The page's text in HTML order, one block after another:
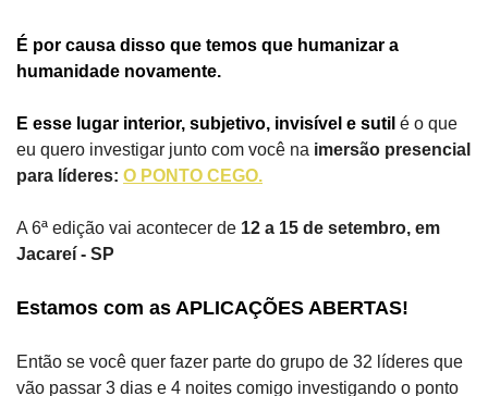
É por causa disso que temos que humanizar a
humanidade novamente.
E esse lugar interior, subjetivo, invisível e sutil é o que
eu quero investigar junto com você na imersão presencial
para líderes: O PONTO CEGO.
A 6ª edição vai acontecer de 12 a 15 de setembro, em
Jacareí - SP
Estamos com as APLICAÇÕES ABERTAS!
Então se você quer fazer parte do grupo de 32 líderes que
vão passar 3 dias e 4 noites comigo investigando o ponto